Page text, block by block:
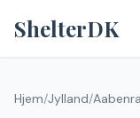
ShelterDK
Hjem/Jylland/
4.9